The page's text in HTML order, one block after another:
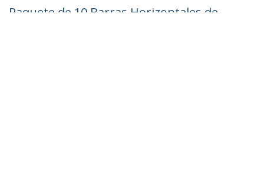
Paquete de 10 Barras Horizontales de